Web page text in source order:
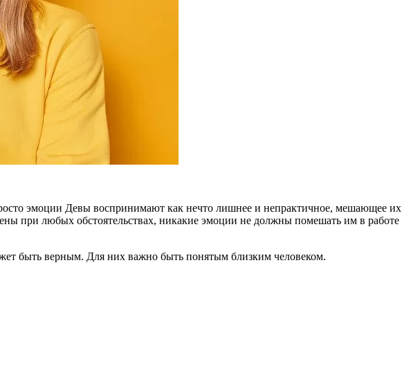
эмоции Девы воспринимают как нечто лишнее и непрактичное, мешающее их
при любых обстоятельствах, никакие эмоции не должны помешать им в работе
быть верным. Для них важно быть понятым близким человеком.